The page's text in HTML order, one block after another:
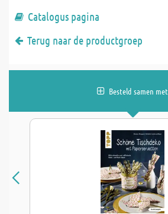
Catalogus pagina
Terug naar de productgroep
Besteld samen met